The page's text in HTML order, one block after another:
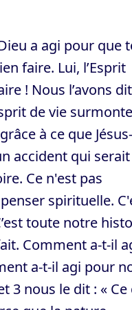
a agi pour que
faire. Lui, l’Esprit
! Nous l’avons dit
de vie
à ce que Jésus-
accident qui serait
Ce n'est pas
spirituelle.
toute notre
Comment a-t-il
a-t-il agi pour
3 nous le dit : « Ce